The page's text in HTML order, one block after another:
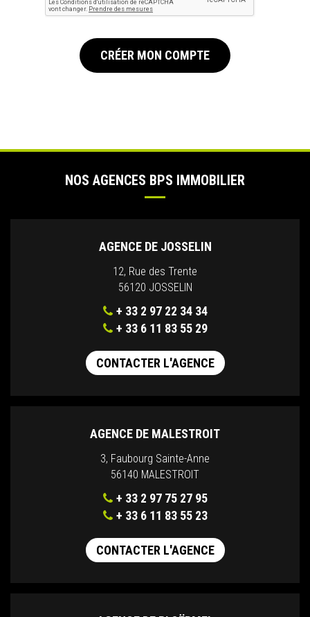
CRÉER MON COMPTE
NOS AGENCES BPS IMMOBILIER
AGENCE DE JOSSELIN
12, Rue des Trente
56120 JOSSELIN
+ 33 2 97 22 34 34
+ 33 6 11 83 55 29
CONTACTER L'AGENCE
AGENCE DE MALESTROIT
3, Faubourg Sainte-Anne
56140 MALESTROIT
+ 33 2 97 75 27 95
+ 33 6 11 83 55 23
CONTACTER L'AGENCE